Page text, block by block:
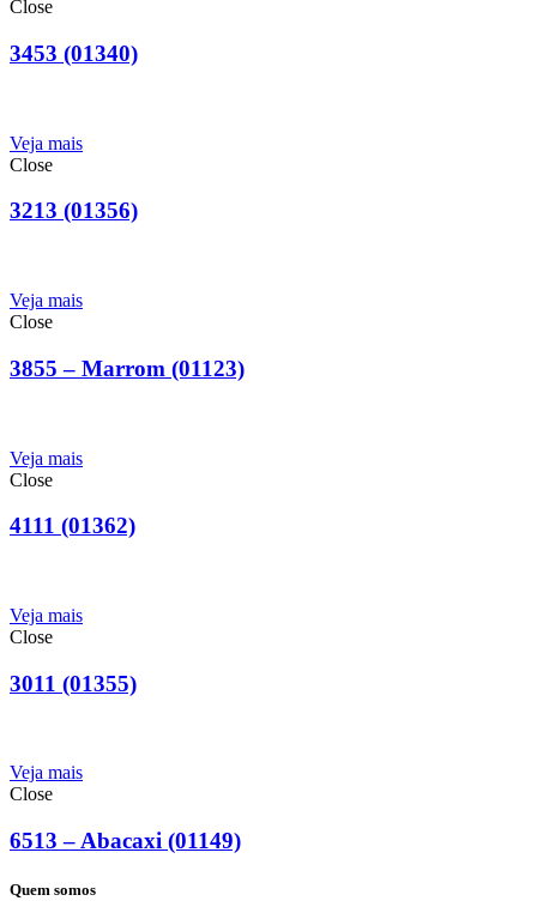
Close
3453 (01340)
Veja mais
Close
3213 (01356)
Veja mais
Close
3855 – Marrom (01123)
Veja mais
Close
4111 (01362)
Veja mais
Close
3011 (01355)
Veja mais
Close
6513 – Abacaxi (01149)
Quem somos